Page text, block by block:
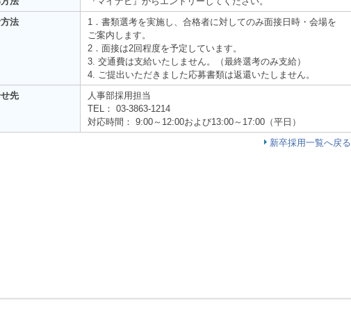
法
1．書類選考を実施し、合格者に対してのみ面接日時・会場を
ご案内します。
2．面接は2回程度を予定しています。
3. 交通費は支給いたしません。（最終選考のみ支給）
4. ご提出いただきました応募書類は返還いたしません。
先
人事部採用担当
TEL： 03-3863-1214
対応時間： 9:00～12:00および13:00～17:00（平日）
新卒採用一覧へ戻る